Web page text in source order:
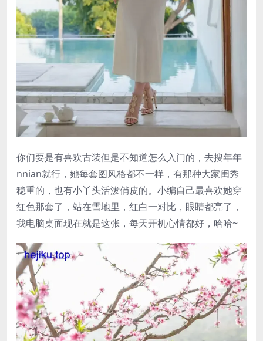
你们要是有喜欢古装但是不知道怎么入门的，去搜年年
nnian就行，她每套图风格都不一样，有那种大家闺秀
稳重的，也有小丫头活泼俏皮的。小编自己最喜欢她穿
红色那套了，站在雪地里，红白一对比，眼睛都亮了，
我电脑桌面现在就是这张，每天开机心情都好，哈哈~